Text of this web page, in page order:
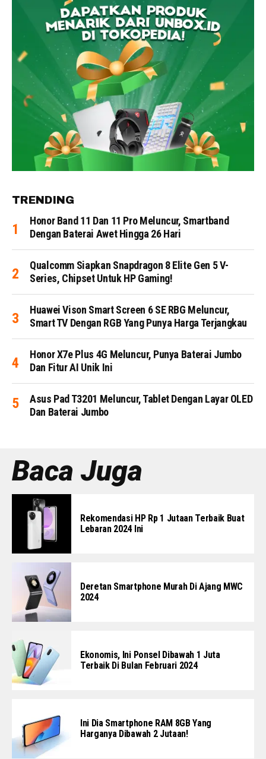
TRENDING
Honor Band 11 Dan 11 Pro Meluncur, Smartband
Dengan Baterai Awet Hingga 26 Hari
Qualcomm Siapkan Snapdragon 8 Elite Gen 5 V-
Series, Chipset Untuk HP Gaming!
Huawei Vison Smart Screen 6 SE RBG Meluncur,
Smart TV Dengan RGB Yang Punya Harga Terjangkau
Honor X7e Plus 4G Meluncur, Punya Baterai Jumbo
Dan Fitur AI Unik Ini
Asus Pad T3201 Meluncur, Tablet Dengan Layar OLED
Dan Baterai Jumbo
Baca Juga
Rekomendasi HP Rp 1 Jutaan Terbaik Buat
Lebaran 2024 Ini
Deretan Smartphone Murah Di Ajang MWC
2024
Ekonomis, Ini Ponsel Dibawah 1 Juta
Terbaik Di Bulan Februari 2024
Ini Dia Smartphone RAM 8GB Yang
Harganya Dibawah 2 Jutaan!